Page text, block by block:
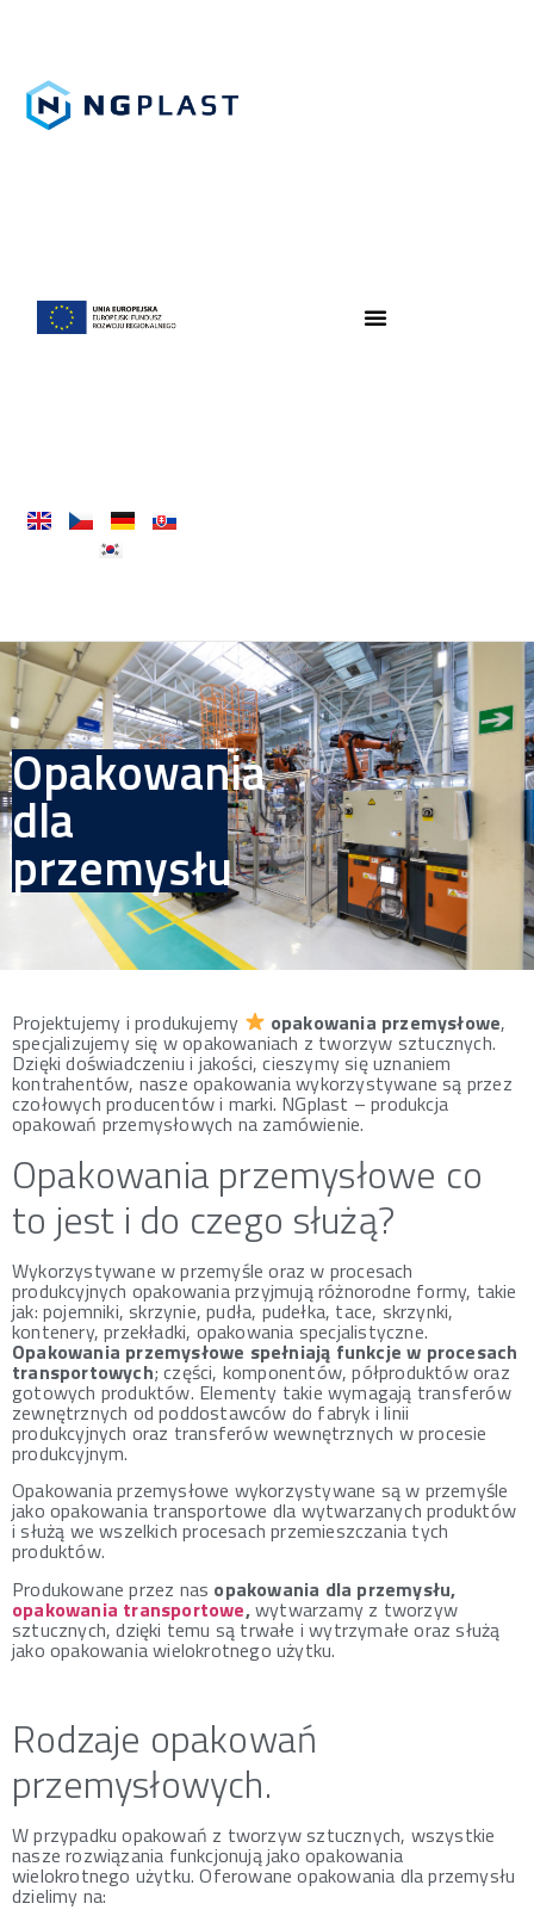
Opakowania
dla
przemysłu
Projektujemy i produkujemy opakowania przemysłowe,
specjalizujemy się w opakowaniach z tworzyw sztucznych.
Dzięki doświadczeniu i jakości, cieszymy się uznaniem
kontrahentów, nasze opakowania wykorzystywane są przez
czołowych producentów i marki. NGplast – produkcja
opakowań przemysłowych na zamówienie.
Opakowania przemysłowe co
to jest i do czego służą?
Wykorzystywane w przemyśle oraz w procesach
produkcyjnych opakowania przyjmują różnorodne formy, takie
jak: pojemniki, skrzynie, pudła, pudełka, tace, skrzynki,
kontenery, przekładki, opakowania specjalistyczne.
Opakowania przemysłowe spełniają funkcje w procesach
transportowych; części, komponentów, półproduktów oraz
gotowych produktów. Elementy takie wymagają transferów
zewnętrznych od poddostawców do fabryk i linii
produkcyjnych oraz transferów wewnętrznych w procesie
produkcyjnym.
Opakowania przemysłowe wykorzystywane są w przemyśle
jako opakowania transportowe dla wytwarzanych produktów
i służą we wszelkich procesach przemieszczania tych
produktów.
Produkowane przez nas opakowania dla przemysłu,
opakowania transportowe,wytwarzamy z tworzyw
sztucznych, dzięki temu są trwałe i wytrzymałe oraz służą
jako opakowania wielokrotnego użytku.
Rodzaje opakowań
przemysłowych.
W przypadku opakowań z tworzyw sztucznych, wszystkie
nasze rozwiązania funkcjonują jako opakowania
wielokrotnego użytku. Oferowane opakowania dla przemysłu
dzielimy na: